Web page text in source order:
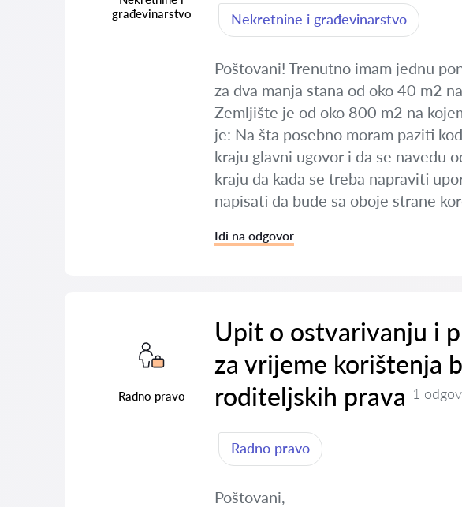
građevinarstvo
Nekretnine i građevinarstvo
Poštovani! Trenutno imam jednu
za dva manja stana od oko 40 m2
Zemljište je od oko 800 m2 na
je: Na šta posebno moram paziti
kraju glavni ugovor i da se navedu
kraju da kada se treba napraviti
napisati da bude sa oboje strane
Idi na odgovor
Radno pravo
Upit o ostvarivanju i
za vrijeme korištenja
roditeljskih prava 1
Radno pravo
Poštovani,